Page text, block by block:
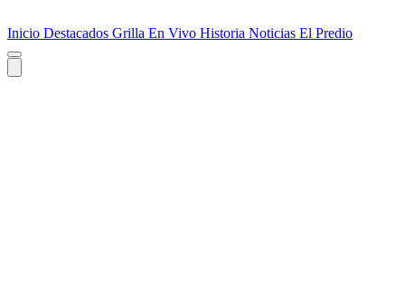
Inicio Destacados Grilla En Vivo Historia Noticias El Predio